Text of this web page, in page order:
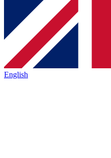
English